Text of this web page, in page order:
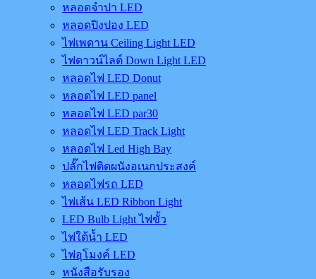
หลอดจำปา LED
หลอดปิงปอง LED
ไฟเพดาน Ceiling Light LED
ไฟดาวน์ไลต์ Down Light LED
หลอดไฟ LED Donut
หลอดไฟ LED panel
หลอดไฟ LED par30
หลอดไฟ LED Track Light
หลอดไฟ Led High Bay
ปลั๊กไฟติดผนังอเนกประสงค์
หลอดไฟรถ LED
ไฟเส้น LED Ribbon Light
LED Bulb Light ไฟขั้ว
ไฟใต้น้ำ LED
ไฟอุโมงค์ LED
หนังสือรับรอง